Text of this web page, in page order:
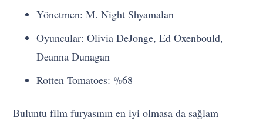
Yönetmen: M. Night Shyamalan
Oyuncular: Olivia DeJonge, Ed Oxenbould,
Deanna Dunagan
Rotten Tomatoes: %68
Buluntu film furyasının en iyi olmasa da sağlam